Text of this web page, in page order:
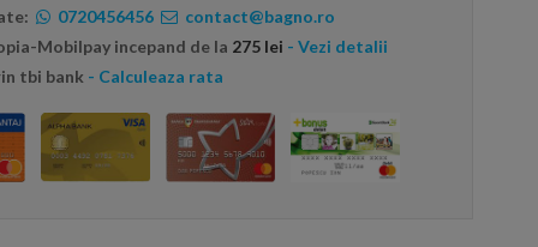
0720456456
contact@bagno.ro
Mobilpay incepand de la 275 lei - Vezi detalii
tbi bank - Calculeaza rata